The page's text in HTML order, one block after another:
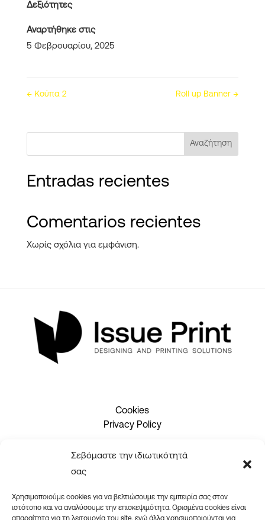
Σεβόμαστε την ιδιωτικότητά
σας
Χρησιμοποιούμε cookies για να βελτιώσουμε την εμπειρία σας στον
ιστότοπο και να αναλύσουμε την επισκεψιμότητα. Ορισμένα cookies είναι
Δεξιότητες
Αναρτήθηκε στις
5 Φεβρουαρίου, 2025
←Κούπα 2 Roll up Banner→
Αναζήτηση
Entradas recientes
Comentarios recientes
Χωρίς σχόλια για εμφάνιση.
Cookies
Privacy Policy
2310 465660
info@issueprint.gr|ipsilou@gmail.com